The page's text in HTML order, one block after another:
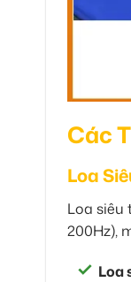
Các
Loa
Loa siêu
200Hz),
Loa